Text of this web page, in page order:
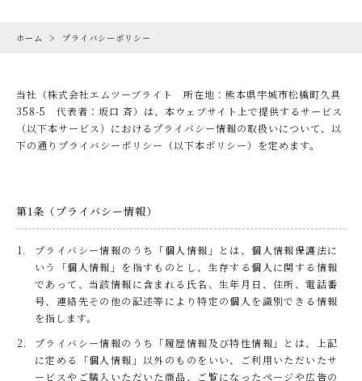
CAMPAIGN
ABOUT US
熊本敏敏について
COMMITMENT
RETAIR STORE
麻婆豆腐の素取扱店
BUSINESS
法人様へ（お取引）
SHOP/RESTAURANT
店舗概要
ホーム プライバシーポリシー
当社（株式会社エムツーブライト 所在地：熊本県宇城市松橋町久具
358-5 代表者：坂口 斉）は、本ウェブサイト上で提供するサービス
（以下本サービス）におけるプライバシー情報の取扱いについて、以
下の通りプライバシーポリシー（以下本ポリシー）を定めます。
第1条（プライバシー情報）
プライバシー情報のうち「個人情報」とは、個人情報保護法に
いう「個人情報」を指すものとし、生存する個人に関する情報
であって、当該情報に含まれる氏名、生年月日、住所、電話番
号、連絡先その他の記述等により特定の個人を識別できる情報
を指します。
プライバシー情報のうち「履歴情報及び特性情報」とは、上記
に定める「個人情報」以外のものをいい、ご利用いただいたサ
ービスやご購入いただいた商品、ご覧になったページや広告の